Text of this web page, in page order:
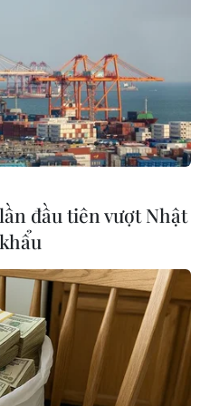
ít nhất 4 hoạt động
nghị các quan chức cấp
đầu tiên vượt Nhật